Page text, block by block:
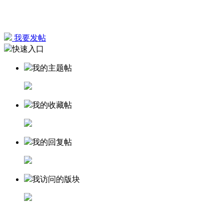
我要发帖
快速入口
我的主题帖
我的收藏帖
我的回复帖
我访问的版块